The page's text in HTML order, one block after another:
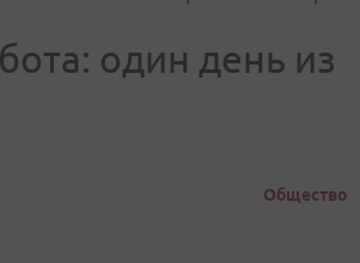
один день из
Общество